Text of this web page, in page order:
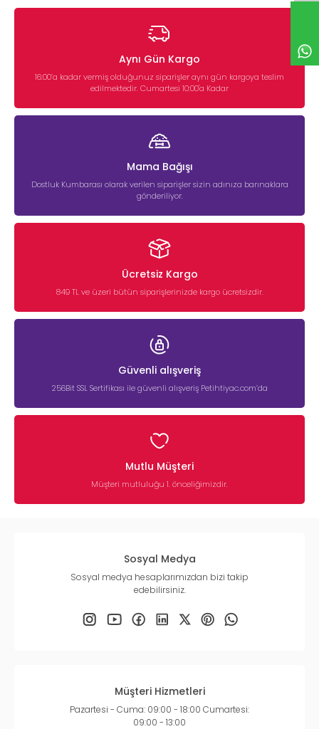
Aynı Gün Kargo
16:00’a kadar vermiş olduğunuz siparişler aynı gün kargoya teslim
edilmektedir. Cumartesi 10:00'a Kadar
Mama Bağışı
Dostluk Kumbarası olarak verilen siparişler sizin adınıza barınaklara
gönderiliyor.
Ücretsiz Kargo
849 TL ve üzeri bütün siparişlerinizde kargo ücretsizdir.
Güvenli alışveriş
256Bit SSL Sertifikası ile güvenli alışveriş Petihtiyac.com’da
Mutlu Müşteri
Müşteri mutluluğu 1. önceliğimizdir.
Sosyal Medya
Sosyal medya hesaplarımızdan bizi takip
edebilirsiniz.
Müşteri Hizmetleri
Pazartesi - Cuma: 09:00 - 18:00 Cumartesi:
09:00 - 13:00